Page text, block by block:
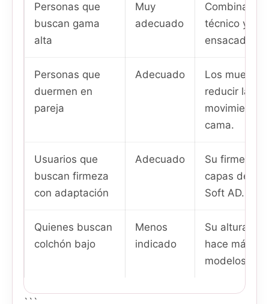
Personas que
buscan gama
alta
Muy
adecuado
Combina
técnico y
ensacados.
Personas que
duermen en
pareja
Adecuado
Los muelles
reducir la
movimiento
cama.
Usuarios que
buscan firmeza
con adaptación
Adecuado
Su firmeza
capas de
Soft AD.
Quienes buscan
colchón bajo
Menos
indicado
Su altura
hace más
modelos de